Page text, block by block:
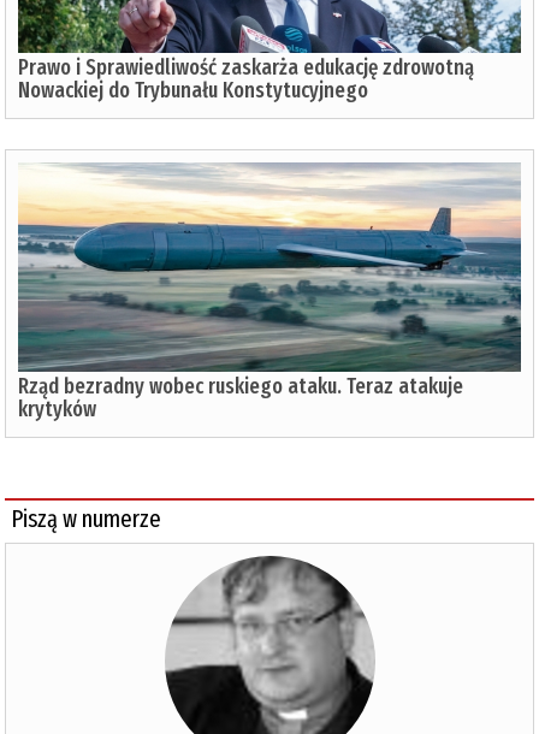
Prawo i Sprawiedliwość zaskarża edukację zdrowotną
Nowackiej do Trybunału Konstytucyjnego
Rząd bezradny wobec ruskiego ataku. Teraz atakuje
krytyków
Piszą w numerze